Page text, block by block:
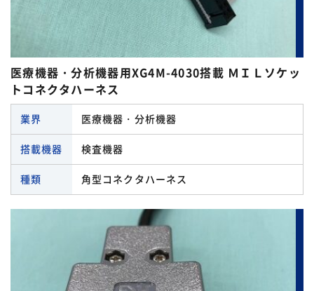
第一電子工業（DDK）
CKD
HARTING
SCHURTER（シュルター）
WAGO
閉じる
SCHURTER（シュルター）
閉じる
角型コネクタハーネス
電子部品搭載ハーネス
ACアウトレットハーネス
Dsubコネクタハーネス
I/Oボード対応ハーネス
閉じる
AV機器
OA機器
医療機器・分析機器用XG4M-4030搭載 ＭＩＬソケッ
トコネクタハーネス
業界 医療機器・分析機器
搭載機器 検査機器
種類 角型コネクタハーネス